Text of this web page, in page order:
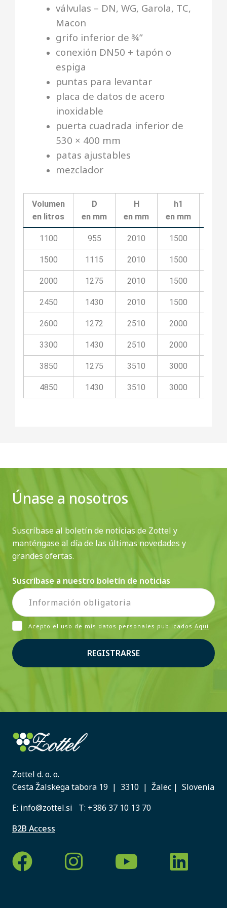
válvulas – DN, WG, Garola, TC,
Macon
grifo inferior de ¾”
conexión DN50 + tapón o
espiga
puntas para levantar
placa de datos de acero
inoxidable
puerta cuadrada inferior de
530 × 400 mm
patas ajustables
mezclador
Volumen
en litros
D
en mm
H
en mm
h1
en mm
1100 955 2010 1500
1500 1115 2010 1500
2000 1275 2010 1500
2450 1430 2010 1500
2600 1272 2510 2000
3300 1430 2510 2000
3850 1275 3510 3000
4850 1430 3510 3000
Únase a nosotros
Suscríbase al boletín de noticias de Zottel y
manténgase al día de las últimas novedades y
grandes ofertas.
Suscríbase a nuestro boletín de noticias
Acepto el uso de mis datos personales publicados Aquí
REGISTRARSE
Zottel d. o. o.
Cesta Žalskega tabora 19 | 3310 | Žalec | Slovenia
E: info@zottel.si T: +386 37 10 13 70
B2B Access